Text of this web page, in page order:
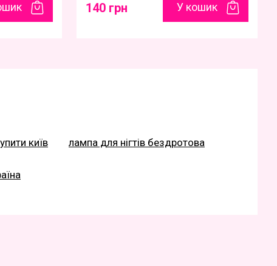
140 грн У кошик
київ лампа для нігтів бездротова